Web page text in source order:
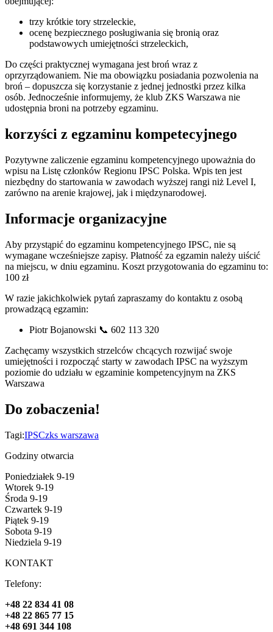
trzy krótkie tory strzeleckie,
ocenę bezpiecznego posługiwania się bronią oraz
podstawowych umiejętności strzeleckich,
Do części praktycznej wymagana jest broń wraz z
oprzyrządowaniem. Nie ma obowiązku posiadania pozwolenia na
broń – dopuszcza się korzystanie z jednej jednostki przez kilka
osób. Jednocześnie informujemy, że klub ZKS Warszawa nie
udostępnia broni na potrzeby egzaminu.
korzyści z egzaminu kompetecyjnego
Pozytywne zaliczenie egzaminu kompetencyjnego upoważnia do
wpisu na Listę członków Regionu IPSC Polska. Wpis ten jest
niezbędny do startowania w zawodach wyższej rangi niż Level I,
zarówno na arenie krajowej, jak i międzynarodowej.
Informacje organizacyjne
Aby przystąpić do egzaminu kompetencyjnego IPSC, nie są
wymagane wcześniejsze zapisy. Płatność za egzamin należy uiścić
na miejscu, w dniu egzaminu. Koszt przygotowania do egzaminu to:
100 zł
W razie jakichkolwiek pytań zapraszamy do kontaktu z osobą
prowadzącą egzamin:
Piotr Bojanowski 📞 602 113 320
Zachęcamy wszystkich strzelców chcących rozwijać swoje
umiejętności i rozpocząć starty w zawodach IPSC na wyższym
poziomie do udziału w egzaminie kompetencyjnym na ZKS
Warszawa
Do zobaczenia!
Tagi:IPSCzks warszawa
Godziny otwarcia
Poniedziałek 9-19
Wtorek 9-19
Środa 9-19
Czwartek 9-19
Piątek 9-19
Sobota 9-19
Niedziela 9-19
KONTAKT
Telefony:
+48 22 834 41 08
+48 22 865 77 15
+48 691 344 108